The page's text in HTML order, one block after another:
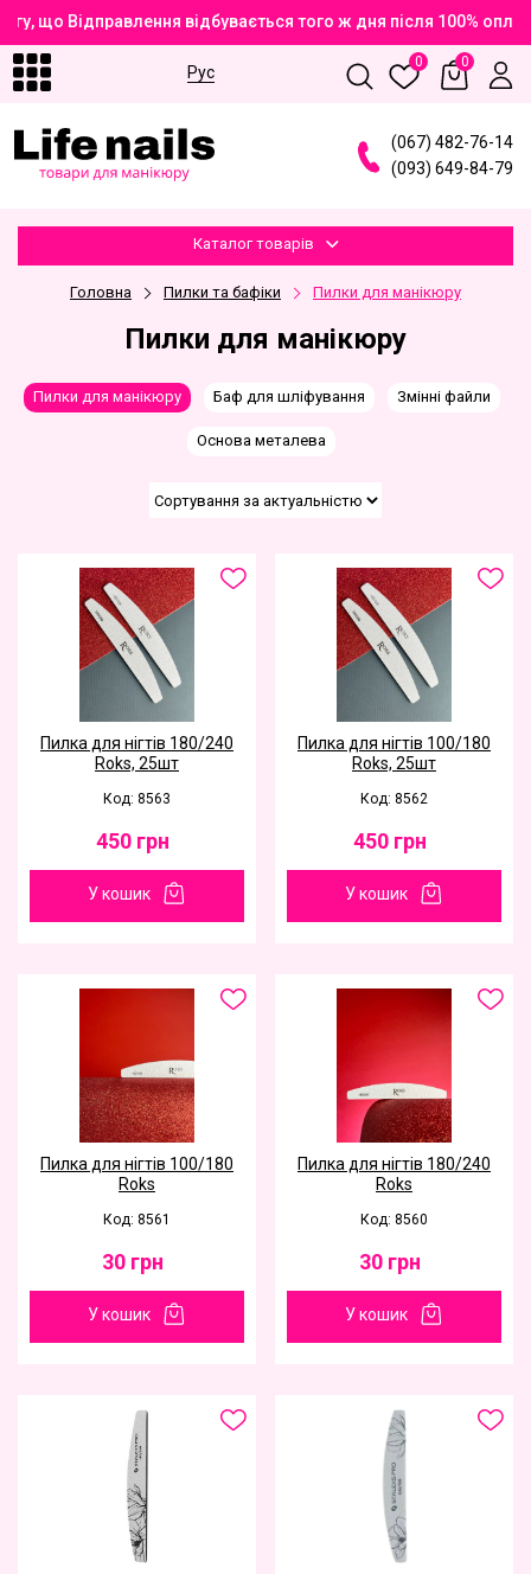
що Відправлення відбувається того ж дня після 100%
Рус
0 0
(067) 482-76-14
(093) 649-84-79
Каталог товарів
Головна Пилки та бафіки Пилки для манікюру
Пилки для манікюру
Пилки для манікюру Баф для шліфування Змінні файли
Основа металева
Пилка для нігтів 180/240
Roks, 25шт
Код: 8563
450 грн
У кошик
Пилка для нігтів 100/180
Roks, 25шт
Код: 8562
450 грн
У кошик
Пилка для нігтів 100/180
Roks
Код: 8561
30 грн
У кошик
Пилка для нігтів 180/240
Roks
Код: 8560
30 грн
У кошик